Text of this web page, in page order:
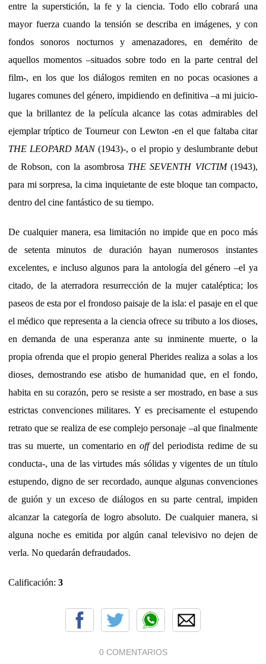
entre la superstición, la fe y la ciencia. Todo ello cobrará una
mayor fuerza cuando la tensión se describa en imágenes, y con
fondos sonoros nocturnos y amenazadores, en demérito de
aquellos momentos –situados sobre todo en la parte central del
film-, en los que los diálogos remiten en no pocas ocasiones a
lugares comunes del género, impidiendo en definitiva –a mi juicio-
que la brillantez de la película alcance las cotas admirables del
ejemplar tríptico de Tourneur con Lewton -en el que faltaba citar
THE LEOPARD MAN(1943)-, o el propio y deslumbrante debut
de Robson, con la asombrosa THE SEVENTH VICTIM (1943),
para mi sorpresa, la cima inquietante de este bloque tan compacto,
dentro del cine fantástico de su tiempo.
De cualquier manera, esa limitación no impide que en poco más
de setenta minutos de duración hayan numerosos instantes
excelentes, e incluso algunos para la antología del género –el ya
citado, de la aterradora resurrección de la mujer cataléptica; los
paseos de esta por el frondoso paisaje de la isla: el pasaje en el que
el médico que representa a la ciencia ofrece su tributo a los dioses,
en demanda de una esperanza ante su inminente muerte, o la
propia ofrenda que el propio general Pherides realiza a solas a los
dioses, demostrando ese atisbo de humanidad que, en el fondo,
habita en su corazón, pero se resiste a ser mostrado, en base a sus
estrictas convenciones militares. Y es precisamente el estupendo
retrato que se realiza de ese complejo personaje –al que finalmente
tras su muerte, un comentario enoffdel periodista redime de su
conducta-, una de las virtudes más sólidas y vigentes de un título
estupendo, digno de ser recordado, aunque algunas convenciones
de guión y un exceso de diálogos en su parte central, impiden
alcanzar la categoría de logro absoluto. De cualquier manera, si
alguna noche es emitida por algún canal televisivo no dejen de
verla. No quedarán defraudados.
Calificación: 3
0 COMENTARIOS